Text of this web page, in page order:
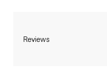
Reviews